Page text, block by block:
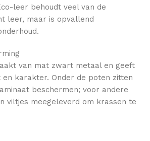
leer behoudt veel van de
leer, maar is opvallend
van mat zwart metaal en geeft
karakter. Onder de poten zitten
beschermen; voor andere
viltjes meegeleverd om krassen te